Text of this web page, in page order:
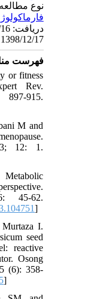
نوع مطالعه:
1398/12/17
فهرست منابع
or fitness
Rev.
897-915.
M and
menopause.
12: 1.
Metabolic
perspective.
45-62.
Murtaza I.
seed
reactive
Osong
5 (6): 358-